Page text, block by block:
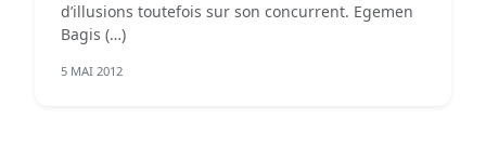
d’illusions toutefois sur son concurrent. Egemen
Bagis (…)
5 MAI 2012